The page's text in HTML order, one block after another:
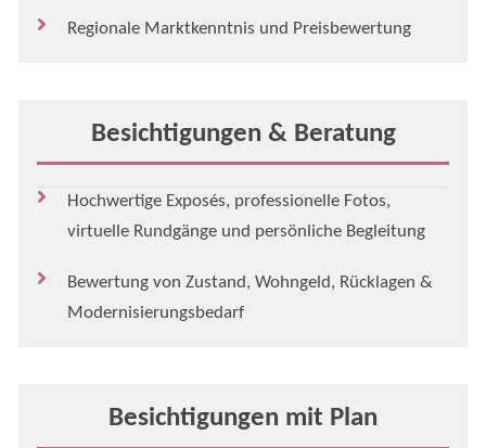
Regionale Marktkenntnis und Preisbewertung
Besichtigungen & Beratung
Hochwertige Exposés, professionelle Fotos,
virtuelle Rundgänge und persönliche Begleitung
Bewertung von Zustand, Wohngeld, Rücklagen &
Modernisierungsbedarf
Besichtigungen mit Plan